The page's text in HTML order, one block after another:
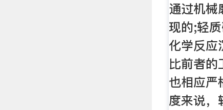
通过机械
现的;轻
化学反应
比前者的
也相应严
度来说，